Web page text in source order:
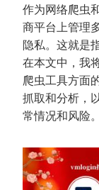
作为网络爬虫
商平台上管理
隐私。这就是
在本文中，我
爬虫工具方面
抓取和分析，
常情况和风险。